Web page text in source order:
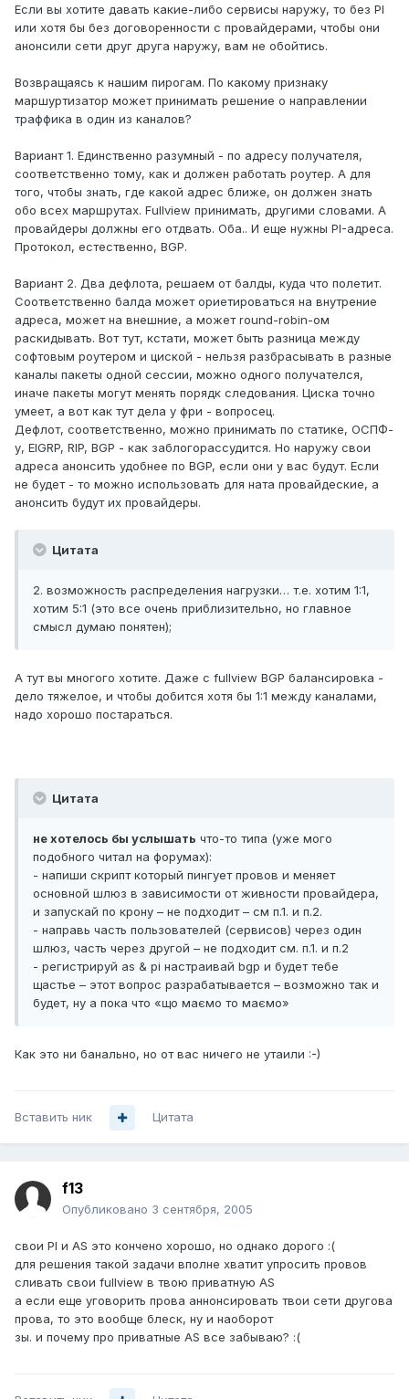
Если вы хотите давать какие-либо сервисы наружу, то без PI
или хотя бы без договоренности с провайдерами, чтобы они
анонсили сети друг друга наружу, вам не обойтись.
Возвращаясь к нашим пирогам. По какому признаку
маршуртизатор может принимать решение о направлении
траффика в один из каналов?
Вариант 1. Единственно разумный - по адресу получателя,
соответственно тому, как и должен работать роутер. А для
того, чтобы знать, где какой адрес ближе, он должен знать
обо всех маршрутах. Fullview принимать, другими словами. А
провайдеры должны его отдвать. Оба.. И еще нужны PI-адреса.
Протокол, естественно, BGP.
Вариант 2. Два дефлота, решаем от балды, куда что полетит.
Соответственно балда может ориетироваться на внутрение
адреса, может на внешние, а может round-robin-ом
раскидывать. Вот тут, кстати, может быть разница между
софтовым роутером и циской - нельзя разбрасывать в разные
каналы пакеты одной сессии, можно одного получателся,
иначе пакеты могут менять порядк следования. Циска точно
умеет, а вот как тут дела у фри - вопросец.
Дефлот, соответственно, можно принимать по статике, ОСПФ-
у, EIGRP, RIP, BGP - как заблогорассудится. Но наружу свои
адреса анонсить удобнее по BGP, если они у вас будут. Если
не будет - то можно использовать для ната провайдеские, а
анонсить будут их провайдеры.
Цитата
2. возможность распределения нагрузки… т.е. хотим 1:1,
хотим 5:1 (это все очень приблизительно, но главное
смысл думаю понятен);
А тут вы многого хотите. Даже с fullview BGP балансировка -
дело тяжелое, и чтобы добится хотя бы 1:1 между каналами,
надо хорошо постараться.
Цитата
не хотелось бы услышать что-то типа (уже мого
подобного читал на форумах):
- напиши скрипт который пингует провов и меняет
основной шлюз в зависимости от живности провайдера,
и запускай по крону – не подходит – см п.1. и п.2.
- направь часть пользователей (сервисов) через один
шлюз, часть через другой – не подходит см. п.1. и п.2
- регистрируй as & pi настраивай bgp и будет тебе
щастье – этот вопрос разрабатывается – возможно так и
будет, ну а пока что «що маємо то маємо»
Как это ни банально, но от вас ничего не утаили :-)
Вставить ник Цитата
f13
Опубликовано 3 сентября, 2005
свои PI и AS это кончено хорошо, но однако дорого :(
для решения такой задачи вполне хватит упросить провов
сливать свои fullview в твою приватную AS
а если еще уговорить прова аннонсировать твои сети другова
прова, то это вообще блеск, ну и наоборот
зы. и почему про приватные AS все забываю? :(